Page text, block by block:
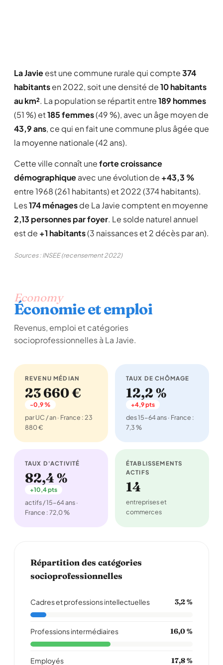
La Javieest une commune rurale qui compte374
habitantsen 2022, soit une densité de10 habitants
au km². La population se répartit entre189 hommes
(51 %) et185 femmes(49 %), avec un âge moyen de
43,9 ans, ce qui en fait une commune plus âgée que
la moyenne nationale (42 ans).
Cette ville connaît uneforte croissance
démographiqueavec une évolution de +43,3 %
entre 1968 (261 habitants) et 2022 (374 habitants).
Les174 ménagesde La Javie comptent en moyenne
2,13 personnes par foyer. Le solde naturel annuel
est de +1 habitants(3 naissances et 2 décès par an).
Sources : INSEE (recensement 2022)
Economy
Économie et emploi
Revenus, emploi et catégories
socioprofessionnelles à La Javie.
REVENU MÉDIAN
23 660 €
-0,9 %
par UC / an · France : 23
880 €
TAUX DE CHÔMAGE
12,2 %
+4,9 pts
des 15-64 ans · France :
7,3 %
TAUX D'ACTIVITÉ
82,4 %
+10,4 pts
actifs / 15-64 ans ·
France : 72,0 %
ÉTABLISSEMENTS
ACTIFS
14
entreprises et
commerces
Répartition des catégories
socioprofessionnelles
Cadres et professions intellectuelles 3,2 %
Professions intermédiaires 16,0 %
Employés 17,8 %